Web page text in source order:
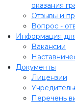
оказания
Отзывы и
Вопрос -
Информация
Вакансии
Документы
Лицензии
Перечень